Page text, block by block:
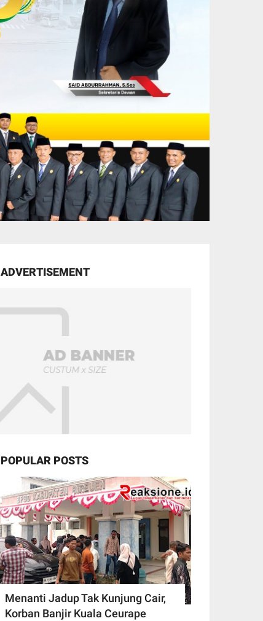
ADVERTISEMENT
POPULAR POSTS
Menanti Jadup Tak Kunjung Cair,
Korban Banjir Kuala Ceurape